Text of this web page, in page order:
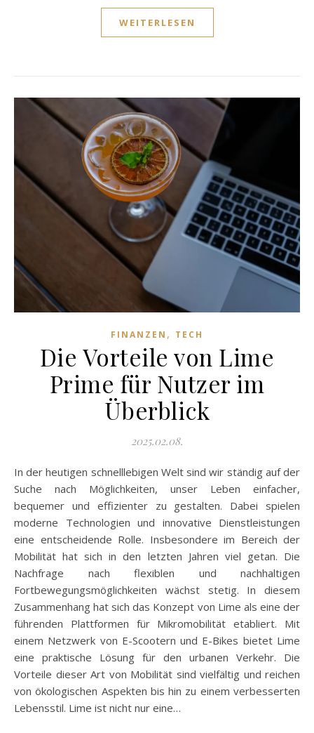
WEITERLESEN
FINANZEN , TECH
Die Vorteile von Lime
Prime für Nutzer im
Überblick
2025.02.08.
In der heutigen schnelllebigen Welt sind wir ständig auf der
Suche nach Möglichkeiten, unser Leben einfacher,
bequemer und effizienter zu gestalten. Dabei spielen
moderne Technologien und innovative Dienstleistungen
eine entscheidende Rolle. Insbesondere im Bereich der
Mobilität hat sich in den letzten Jahren viel getan. Die
Nachfrage nach flexiblen und nachhaltigen
Fortbewegungsmöglichkeiten wächst stetig. In diesem
Zusammenhang hat sich das Konzept von Lime als eine der
führenden Plattformen für Mikromobilität etabliert. Mit
einem Netzwerk von E-Scootern und E-Bikes bietet Lime
eine praktische Lösung für den urbanen Verkehr. Die
Vorteile dieser Art von Mobilität sind vielfältig und reichen
von ökologischen Aspekten bis hin zu einem verbesserten
Lebensstil. Lime ist nicht nur eine…